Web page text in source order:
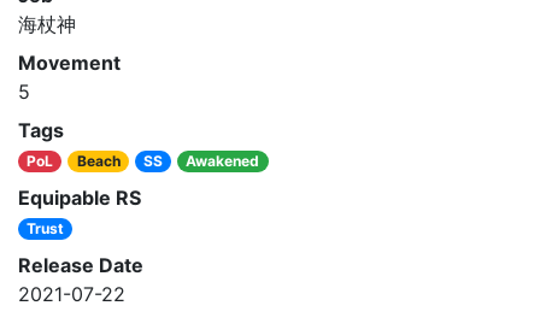
海杖神
Movement
5
Tags
PoL Beach SS Awakened
Equipable RS
Trust
Release Date
2021-07-22